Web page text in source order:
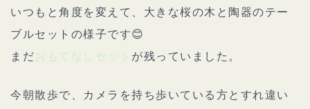
いつもと角度を変えて、大きな桜の木と陶器のテー
ブルセットの様子です😊
まだおもてなしセット が残っていました。
今朝散歩で、カメラを持ち歩いている方とすれ違い